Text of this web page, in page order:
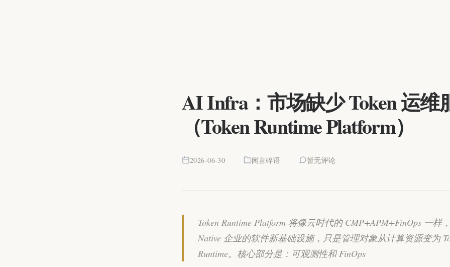
AI Infra：市场缺少 Token 运维
（Token Runtime Platform）
2026-06-30 闲言碎语 暂无评论
Token Runtime Platform 将像云时代的 CMP+APM+FinOps 一样
Native 企业的软件新基础设施，只是管理对象从计算资源变为
Runtime。核心部分是：可观测性和 FinOps